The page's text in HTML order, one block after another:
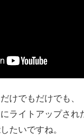
けでもだけでも、
ライトアップされ
たいですね。